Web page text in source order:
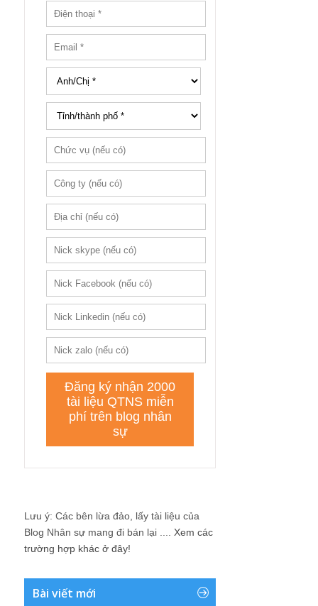
Lưu ý: Các bên lừa đảo, lấy tài liệu của
Blog Nhân sự mang đi bán lại .... Xem các
trường hợp khác ở đây!
Bài viết mới